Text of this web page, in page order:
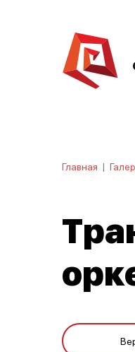
Главная |